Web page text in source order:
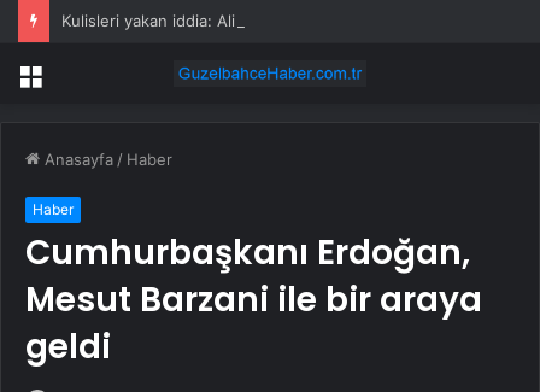
Menü
Anasayfa / Haber
Haber
Cumhurbaşkanı Erdoğan,
Mesut Barzani ile bir araya
geldi